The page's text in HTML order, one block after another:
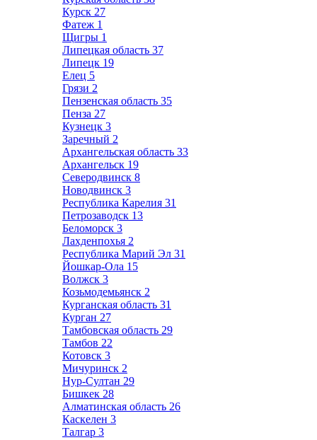
Курск 27
Фатеж 1
Щигры 1
Липецкая область 37
Липецк 19
Елец 5
Грязи 2
Пензенская область 35
Пенза 27
Кузнецк 3
Заречный 2
Архангельская область 33
Архангельск 19
Северодвинск 8
Новодвинск 3
Республика Карелия 31
Петрозаводск 13
Беломорск 3
Лахденпохья 2
Республика Марий Эл 31
Йошкар-Ола 15
Волжск 3
Козьмодемьянск 2
Курганская область 31
Курган 27
Тамбовская область 29
Тамбов 22
Котовск 3
Мичуринск 2
Нур-Султан 29
Бишкек 28
Алматинская область 26
Каскелен 3
Талгар 3